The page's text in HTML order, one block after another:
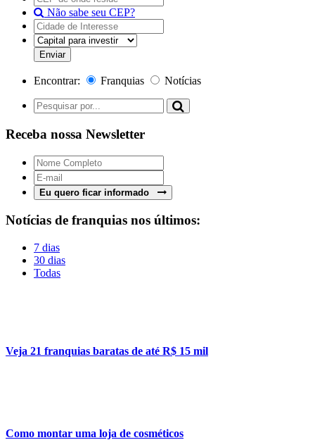
Não sabe seu CEP?
Encontrar: Franquias Notícias
Receba nossa Newsletter
Eu quero ficar informado
Notícias de franquias nos últimos:
7 dias
30 dias
Todas
Veja 21 franquias baratas de até R$ 15 mil
Como montar uma loja de cosméticos